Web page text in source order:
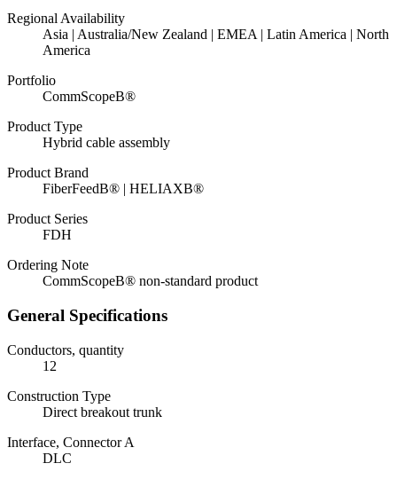
Regional Availability
Asia | Australia/New Zealand | EMEA | Latin America | North
America
Portfolio
CommScopeВ®
Product Type
Hybrid cable assembly
Product Brand
FiberFeedВ® | HELIAXВ®
Product Series
FDH
Ordering Note
CommScopeВ® non-standard product
General Specifications
Conductors, quantity
12
Construction Type
Direct breakout trunk
Interface, Connector A
DLC